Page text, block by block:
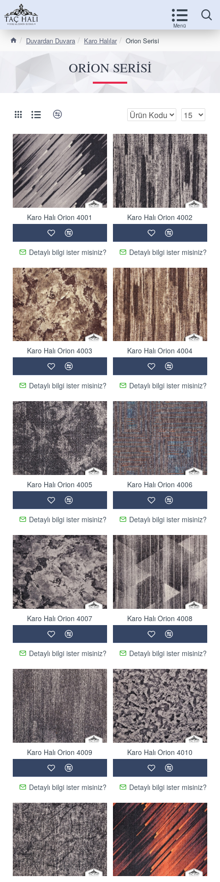
Duvardan Duvara Karo Halılar Orion Serisi
ORION SERISI
Karo Halı Orion 4001
Detaylı bilgi ister misiniz?
Karo Halı Orion 4002
Detaylı bilgi ister misiniz?
Karo Halı Orion 4003
Detaylı bilgi ister misiniz?
Karo Halı Orion 4004
Detaylı bilgi ister misiniz?
Karo Halı Orion 4005
Detaylı bilgi ister misiniz?
Karo Halı Orion 4006
Detaylı bilgi ister misiniz?
Karo Halı Orion 4007
Detaylı bilgi ister misiniz?
Karo Halı Orion 4008
Detaylı bilgi ister misiniz?
Karo Halı Orion 4009
Detaylı bilgi ister misiniz?
Karo Halı Orion 4010
Detaylı bilgi ister misiniz?